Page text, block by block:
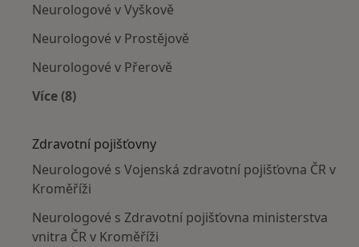
Neurologové v Vyškově
Neurologové v Prostějově
Neurologové v Přerově
Více (8)
Zdravotní pojišťovny
Neurologové s Vojenská zdravotní pojišťovna ČR v
Kroměříži
Neurologové s Zdravotní pojišťovna ministerstva
vnitra ČR v Kroměříži